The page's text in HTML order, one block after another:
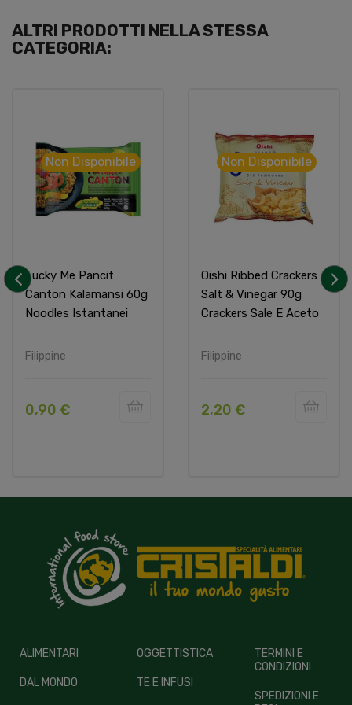
ALTRI PRODOTTI NELLA STESSA
CATEGORIA:
Lucky Me Pancit
Canton Kalamansi 60g
Noodles Istantanei
Filippine
Non Disponibile
0,90 €
Oishi Ribbed Crackers
Salt & Vinegar 90g
Crackers Sale E Aceto
Filippine
Non Disponibile
2,20 €
ALIMENTARI
DAL MONDO
OGGETTISTICA
TE E INFUSI
TERMINI E
CONDIZIONI
SPEDIZIONI E